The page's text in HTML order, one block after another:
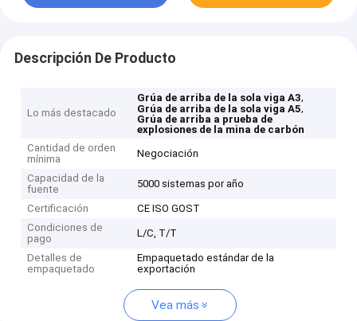
Descripción De Producto
Lo más destacado
Grúa de arriba de la sola viga A3,
Grúa de arriba de la sola viga A5,
Grúa de arriba a prueba de
explosiones de la mina de carbón
Cantidad de orden
mínima
Negociación
Capacidad de la
fuente
5000 sistemas por año
Certificación
CE ISO GOST
Condiciones de
pago
L/C, T/T
Detalles de
empaquetado
Empaquetado estándar de la
exportación
Vea más